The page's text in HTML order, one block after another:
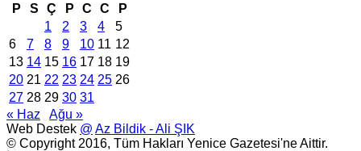
P
S Ç P C C
P
1
2 3 4
5
6
7 8 9 10 11 12
13 14 15 16 17 18 19
20 21 22 23 24 25 26
27 28 29 30 31
« Haz
Ağu »
Web Destek @ Az Bildik - Ali ŞIK
© Copyright 2016, Tüm Hakları Yenice Gazetesi'ne Aittir.